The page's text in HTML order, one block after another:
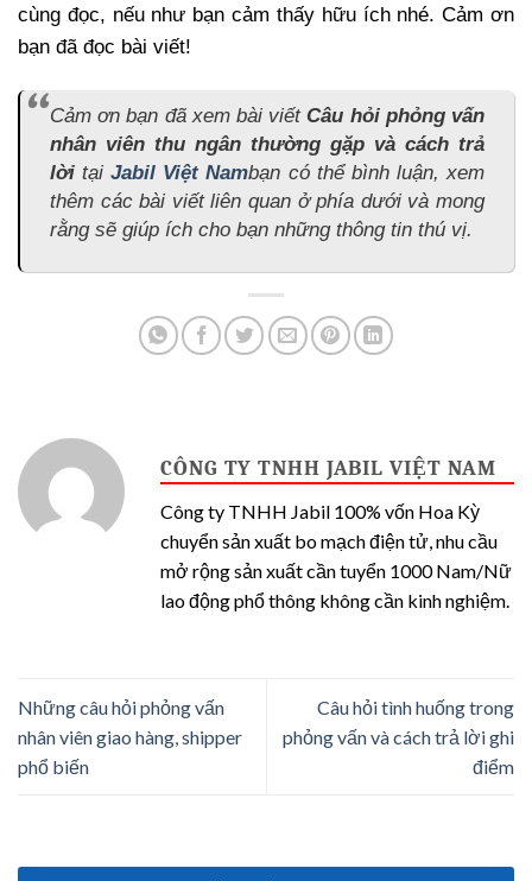
cùng đọc, nếu như bạn cảm thấy hữu ích nhé. Cảm ơn
bạn đã đọc bài viết!
Cảm ơn bạn đã xem bài viếtCâu hỏi phỏng vấn
nhân viên thu ngân thường gặp và cách trả
lời tạiJabil Việt Nambạn có thể bình luận, xem
thêm các bài viết liên quan ở phía dưới và mong
rằng sẽ giúp ích cho bạn những thông tin thú vị.
CÔNG TY TNHH JABIL VIỆT NAM
Công ty TNHH Jabil 100% vốn Hoa Kỳ
chuyển sản xuất bo mạch điện tử, nhu cầu
mở rộng sản xuất cần tuyển 1000 Nam/Nữ
lao động phổ thông không cần kinh nghiệm.
​​Những câu hỏi phỏng vấn
nhân viên giao hàng, shipper
phổ biến
Câu hỏi tình huống trong
phỏng vấn và cách trả lời ghi
điểm